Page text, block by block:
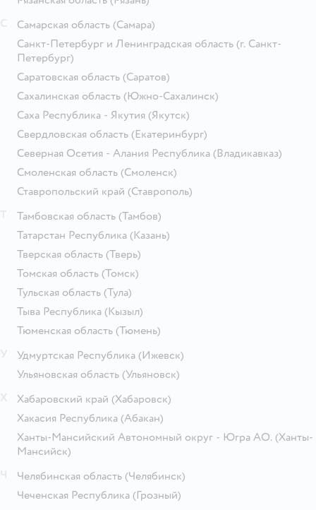
Самарская область (Самара)
Санкт-Петербург и Ленинградская область (г. Санкт-
Петербург)
Саратовская область (Саратов)
Сахалинская область (Южно-Сахалинск)
Саха Республика - Якутия (Якутск)
Свердловская область (Екатеринбург)
Северная Осетия - Алания Республика (Владикавказ)
Смоленская область (Смоленск)
Ставропольский край (Ставрополь)
Тамбовская область (Тамбов)
Татарстан Республика (Казань)
Тверская область (Тверь)
Томская область (Томск)
Тульская область (Тула)
Тыва Республика (Кызыл)
Тюменская область (Тюмень)
Удмуртская Республика (Ижевск)
Ульяновская область (Ульяновск)
Хабаровский край (Хабаровск)
Хакасия Республика (Абакан)
Ханты-Мансийский Автономный округ - Югра АО. (Ханты-
Мансийск)
Челябинская область (Челябинск)
Чеченская Республика (Грозный)